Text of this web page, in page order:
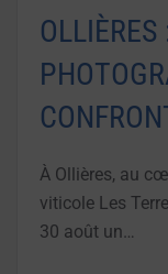
À Ollières, au
viticole Les
30 août un…